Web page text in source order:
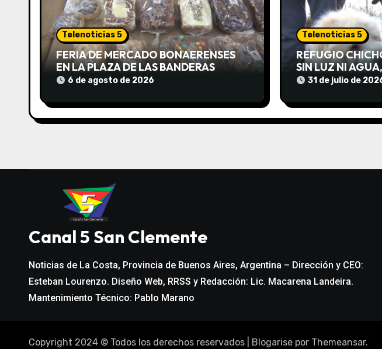
ó
n
e
e
a
s
Telenoticias 5
FERIA DE MERCADO BONAERENSES
EN LA PLAZA DE LAS BANDERAS
6 de agosto de 2026
Telenoticias 5
REFUGIO
SIN LUZ NI
EDEA CORTARA
31 de julio de
Canal 5 San Clemente
Noticias de La Costa, Provincia de Buenos Aires, Argentina – Dirección y CEO:
Esteban Lourenzo. Diseño Web, RRSS y Redacción: Lic. Macarena Landeira.
Mantenimiento Técnico: Pablo Marano
Copyright 2024 © Todos los derechos reservados Blogarise por Themeansar.